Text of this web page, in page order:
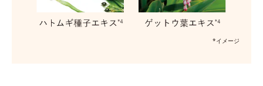
*イメージ